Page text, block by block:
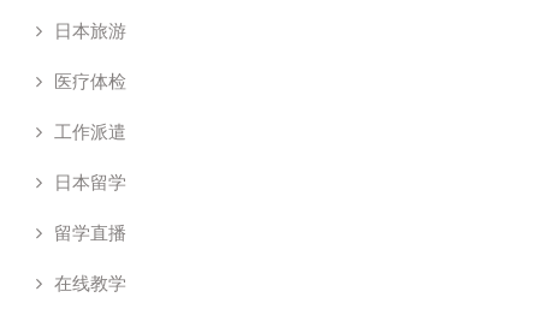
日本旅游
医疗体检
工作派遣
日本留学
留学直播
在线教学